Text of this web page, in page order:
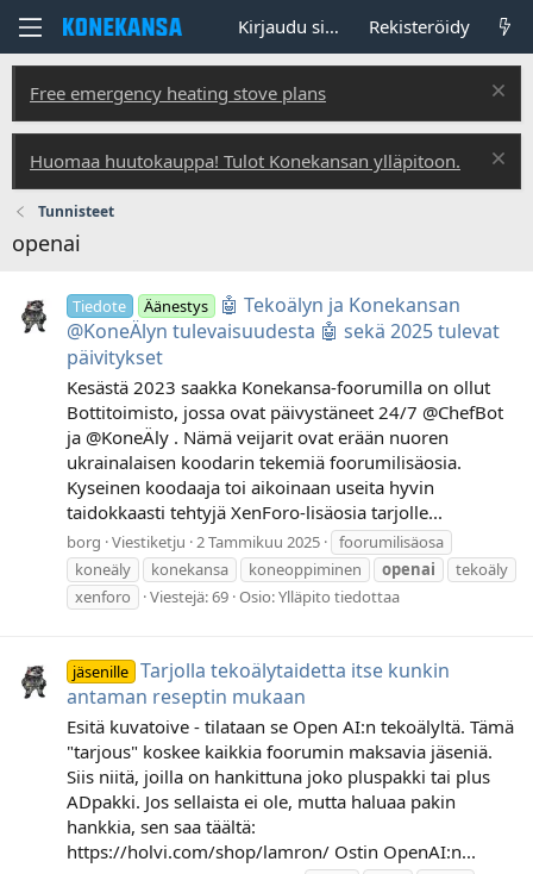
Kirjaudu sisään Rekisteröidy
Free emergency heating stove plans
Huomaa huutokauppa! Tulot Konekansan ylläpitoon.
Tunnisteet
openai
Tiedote Äänestys
🤖 Tekoälyn ja Konekansan
@KoneÄlyn tulevaisuudesta 🤖 sekä 2025 tulevat
päivitykset
Kesästä 2023 saakka Konekansa-foorumilla on ollut
Bottitoimisto, jossa ovat päivystäneet 24/7 @ChefBot
ja @KoneÄly . Nämä veijarit ovat erään nuoren
ukrainalaisen koodarin tekemiä foorumilisäosia.
Kyseinen koodaaja toi aikoinaan useita hyvin
taidokkaasti tehtyjä XenForo-lisäosia tarjolle...
borg Viestiketju 2 Tammikuu 2025
foorumilisäosa
koneäly
konekansa koneoppiminen openai
tekoäly
xenforo
Viestejä: 69 Osio:Ylläpito tiedottaa
jäsenille Tarjolla tekoälytaidetta itse kunkin
antaman reseptin mukaan
Esitä kuvatoive - tilataan se Open AI:n tekoälyltä. Tämä
"tarjous" koskee kaikkia foorumin maksavia jäseniä.
Siis niitä, joilla on hankittuna joko pluspakki tai plus
ADpakki. Jos sellaista ei ole, mutta haluaa pakin
hankkia, sen saa täältä:
https://holvi.com/shop/lamron/ Ostin OpenAI:n...